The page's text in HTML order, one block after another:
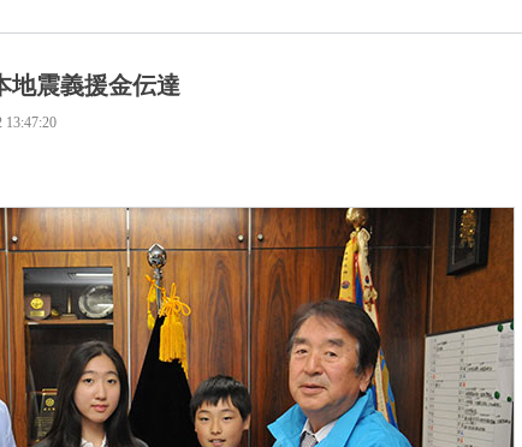
地震義援金伝達
13:47:20